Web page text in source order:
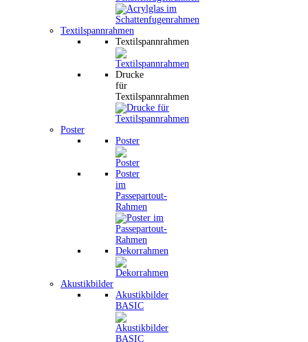
Textilspannrahmen
Textilspannrahmen
Drucke
für
Textilspannrahmen
Poster
Poster
Poster
im
Passepartout-
Rahmen
Dekorrahmen
Akustikbilder
Akustikbilder
BASIC